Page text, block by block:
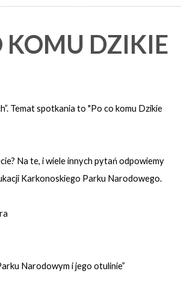
KOMU DZIKIE
Temat spotkania to "Po co komu Dzikie
Na te, i wiele innych pytań odpowiemy
Karkonoskiego Parku Narodowego.
Narodowym i jego otulinie”